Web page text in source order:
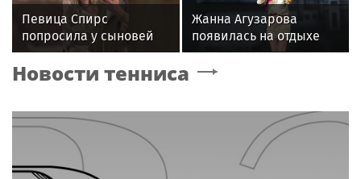
Певица Спирс
попросила у сыновей
прощения за ошибки
прошлого
Жанна Агузарова
появилась на отдыхе
с 22-летним
фотографом
Новости тенниса